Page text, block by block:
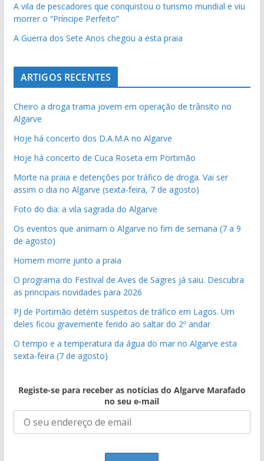
A vila de pescadores que conquistou o turismo mundial e viu
morrer o “Príncipe Perfeito”
A Guerra dos Sete Anos chegou a esta praia
ARTIGOS RECENTES
Cheiro a droga trama jovem em operação de trânsito no
Algarve
Hoje há concerto dos D.A.M.A no Algarve
Hoje há concerto de Cuca Roseta em Portimão
Morte na praia e detenções por tráfico de droga. Vai ser
assim o dia no Algarve (sexta-feira, 7 de agosto)
Foto do dia: a vila sagrada do Algarve
Os eventos que animam o Algarve no fim de semana (7 a 9
de agosto)
Homem morre junto a praia
O programa do Festival de Aves de Sagres já saiu. Descubra
as principais novidades para 2026
PJ de Portimão detém suspeitos de tráfico em Lagos. Um
deles ficou gravemente ferido ao saltar do 2º andar
O tempo e a temperatura da água do mar no Algarve esta
sexta-feira (7 de agosto)
Registe-se para receber as notícias do Algarve Marafado
no seu e-mail